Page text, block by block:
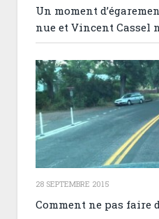
Un moment
nue et Vincent Cassel
28 SEPTEMBRE 2015
Comment ne pas faire